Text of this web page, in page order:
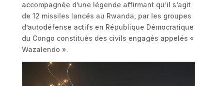
accompagnée d’une légende affirmant qu’il s’agit
de 12 missiles lancés au Rwanda, par les groupes
d’autodéfense actifs en République Démocratique
du Congo constitués des civils engagés appelés «
Wazalendo ».